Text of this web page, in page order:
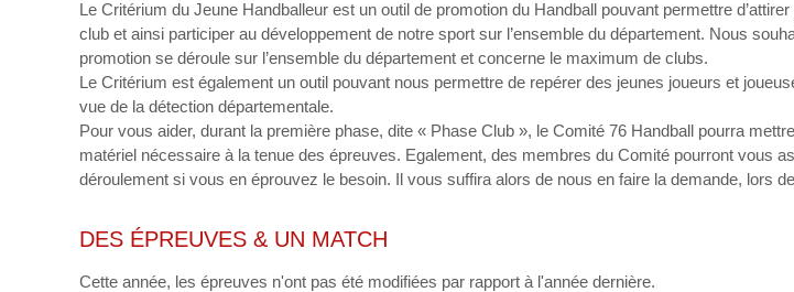
Le Critérium du Jeune Handballeur est un outil de promotion du Handball pouvant permettre
club et ainsi participer au développement de notre sport sur l’ensemble du département. Nous
promotion se déroule sur l’ensemble du département et concerne le maximum de clubs.
Le Critérium est également un outil pouvant nous permettre de repérer des jeunes joueurs et
vue de la détection départementale.
Pour vous aider, durant la première phase, dite « Phase Club », le Comité 76 Handball pourra
matériel nécessaire à la tenue des épreuves. Egalement, des membres du Comité pourront vous
déroulement si vous en éprouvez le besoin. Il vous suffira alors de nous en faire la demande, lors
DES ÉPREUVES & UN MATCH
Cette année, les épreuves n'ont pas été modifiées par rapport à l'année dernière.